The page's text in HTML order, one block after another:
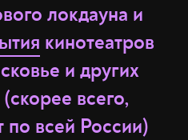
локдауна и
кинотеатров
и других
всего,
по всей России)